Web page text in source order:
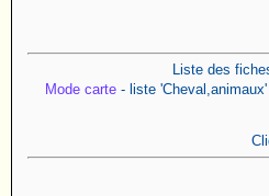
Liste des
Mode carte- liste